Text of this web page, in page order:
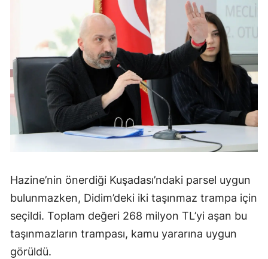
Hazine’nin önerdiği Kuşadası’ndaki parsel uygun
bulunmazken, Didim’deki iki taşınmaz trampa için
seçildi. Toplam değeri 268 milyon TL’yi aşan bu
taşınmazların trampası, kamu yararına uygun
görüldü.